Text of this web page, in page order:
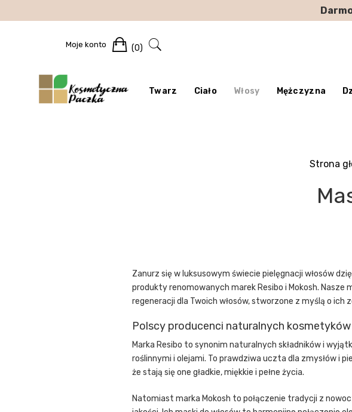
to
Twarz Ciało Włosy Mężczyzna
Moje konto Cart
(0)
Strona
Zanurz się w luksusowym świecie pielęgnacji włosów
produkty renomowanych marek Resibo i Mokosh.
regeneracji dla Twoich włosów, stworzone z myślą o ich
Polscy producenci naturalnych kosmetyków
Marka Resibo to synonim naturalnych składników i
roślinnymi i olejami. To prawdziwa uczta dla zmysłów i
że stają się one gładkie, miękkie i pełne życia.
Natomiast marka Mokosh to połączenie tradycji z